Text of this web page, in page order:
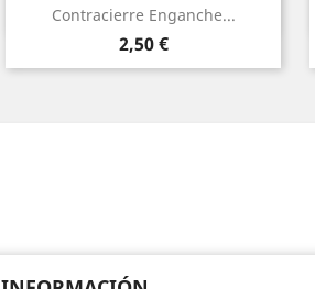
Contracierre Enganche...
Precio
2,50 €
Vista rápida